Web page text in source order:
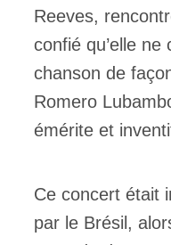
Reeves,
confié qu’elle
chanson de
Romero
émérite et
Ce concert était
par le Brésil,